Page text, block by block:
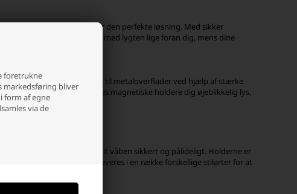
foretrukne
markedsføring bliver
form af egne
via de
og pandelygter den perfekte løsning. Med sikker
Udforsk verden med lygten lige foran dig, mens dine
muligt at fastgøre din lygte til metaloverflader ved hjælp af stærke
eller camping, giver vores magnetiske holdere dig øjeblikkelig lys,
dine ArmyTek-lygter på dit våben sikkert og pålideligt. Holderne er
rekyl og hård brug. De leveres i en række forskellige stilarter for at